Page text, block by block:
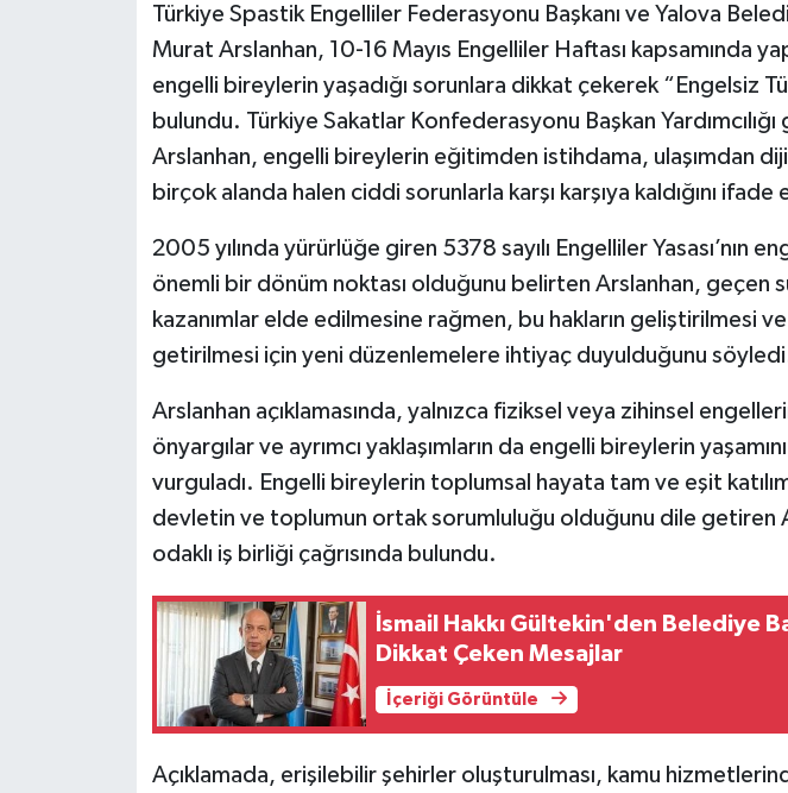
Türkiye Spastik Engelliler Federasyonu Başkanı ve Yalova
Murat Arslanhan, 10-16 Mayıs Engelliler Haftası kapsamında
engelli bireylerin yaşadığı sorunlara dikkat çekerek “Engelsiz
bulundu. Türkiye Sakatlar Konfederasyonu Başkan
Arslanhan, engelli bireylerin eğitimden istihdama, ulaşımdan
birçok alanda halen ciddi sorunlarla karşı karşıya kaldığını ifade
2005 yılında yürürlüğe giren 5378 sayılı Engelliler Yasası’nın
önemli bir dönüm noktası olduğunu belirten Arslanhan, geçen
kazanımlar elde edilmesine rağmen, bu hakların geliştirilmesi
getirilmesi için yeni düzenlemelere ihtiyaç duyulduğunu
Arslanhan açıklamasında, yalnızca fiziksel veya zihinsel
önyargılar ve ayrımcı yaklaşımların da engelli bireylerin yaşamını
vurguladı. Engelli bireylerin toplumsal hayata tam ve eşit
devletin ve toplumun ortak sorumluluğu olduğunu dile getiren
odaklı iş birliği çağrısında bulundu.
İsmail Hakkı Gültekin'den Belediye
Dikkat Çeken Mesajlar
İçeriği Görüntüle
Açıklamada, erişilebilir şehirler oluşturulması, kamu